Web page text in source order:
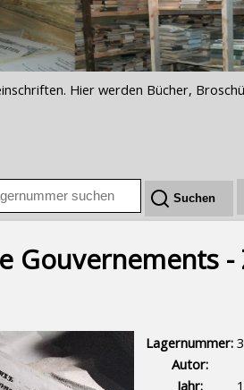
Hier werden Bücher,
Gouvernements -
Lagernummer:
Autor:
Jahr: